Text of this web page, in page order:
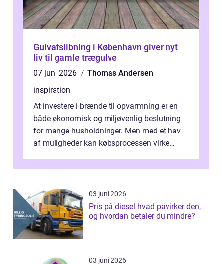
Gulvafslibning i København giver nyt
liv til gamle trægulve
07 juni 2026
Thomas Andersen
inspiration
At investere i brænde til opvarmning er en
både økonomisk og miljøvenlig beslutning
for mange husholdninger. Men med et hav
af muligheder kan købsprocessen virke
03 juni 2026
Pris på diesel hvad påvirker den,
og hvordan betaler du mindre?
03 juni 2026